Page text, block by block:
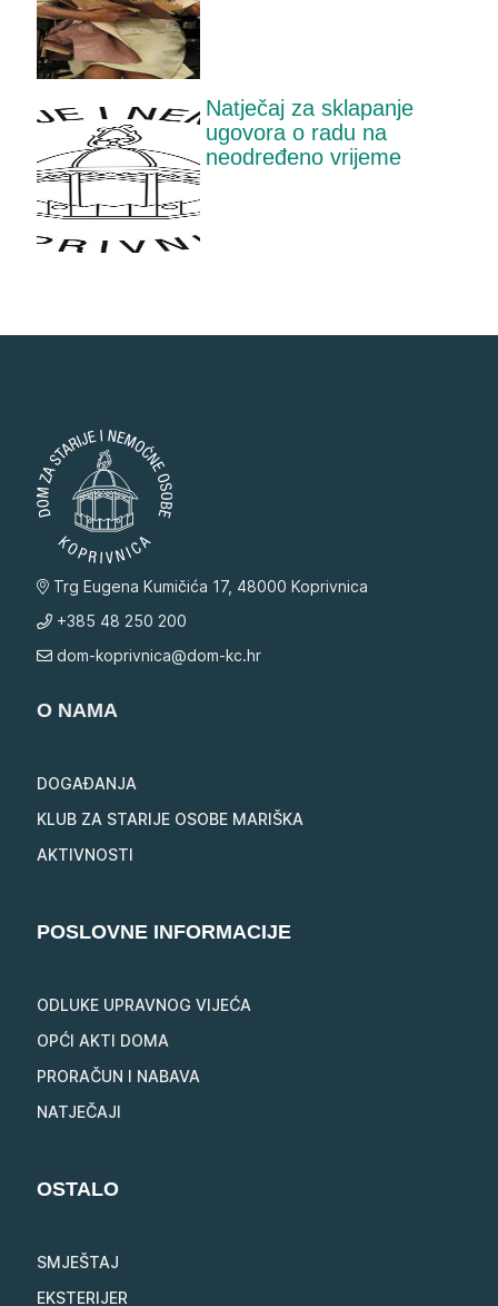
Natječaj za sklapanje
ugovora o radu na
neodređeno vrijeme
Trg Eugena Kumičića 17, 48000 Koprivnica
+385 48 250 200
dom-koprivnica@dom-kc.hr
O NAMA
DOGAĐANJA
KLUB ZA STARIJE OSOBE MARIŠKA
AKTIVNOSTI
POSLOVNE INFORMACIJE
ODLUKE UPRAVNOG VIJEĆA
OPĆI AKTI DOMA
PRORAČUN I NABAVA
NATJEČAJI
OSTALO
SMJEŠTAJ
EKSTERIJER